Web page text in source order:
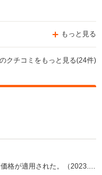
もっと見る
クチコミをもっと見る(24件)